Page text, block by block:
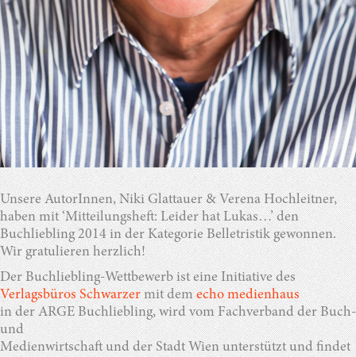
Unsere AutorInnen, Niki Glattauer & Verena Hochleitner,
haben mit ‘Mitteilungsheft: Leider hat Lukas…’ den
Buchliebling 2014 in der Kategorie Belletristik gewonnen.
Wir gratulieren herzlich!
Der Buchliebling-Wettbewerb ist eine Initiative des
Verlagsbüros Schwarzermit demecho medienhaus
in der ARGE Buchliebling, wird vom Fachverband der Buch-
und
Medienwirtschaft und der Stadt Wien unterstützt und findet